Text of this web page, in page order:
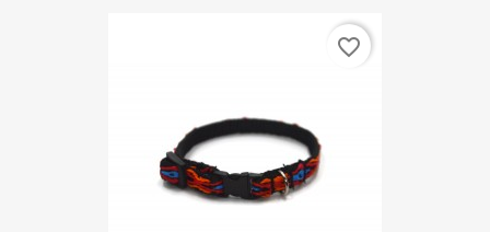
favorite_border